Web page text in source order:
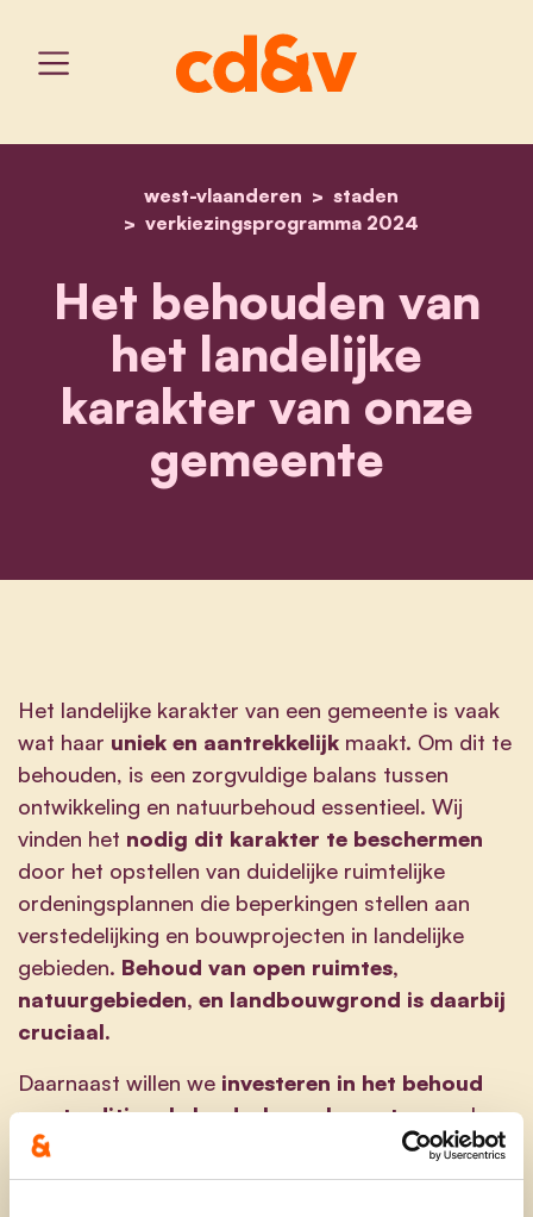
home
west-vlaanderen
staden
verkiezingsprogramma 2024
het behouden van het
Het behouden van
het landelijke
karakter van onze
gemeente
Het landelijke karakter van een gemeente is vaak
wat haar uniek en aantrekkelijk maakt. Om dit te
behouden, is een zorgvuldige balans tussen
ontwikkeling en natuurbehoud essentieel. Wij
vinden het nodig dit karakter te beschermen
door het opstellen van duidelijke ruimtelijke
ordeningsplannen die beperkingen stellen aan
verstedelijking en bouwprojecten in landelijke
gebieden. Behoud van open ruimtes,
natuurgebieden, en landbouwgrond is daarbij
cruciaal.
Daarnaast willen we investeren in het behoud
van traditionele landschapselementen, zoals
oude bomen, houtwallen, en specifieke gebouwen
die bijdragen aan de landelijke uitstraling. Het